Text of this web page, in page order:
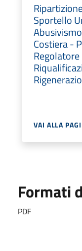
Sportello
Costiera -
Regolatore
VAI ALLA
Formati
PDF